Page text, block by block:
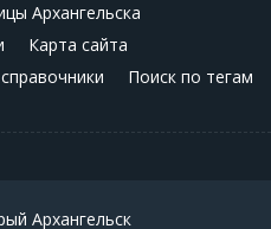
Архангельска
Карта сайта
Поиск по тегам
Архангельск